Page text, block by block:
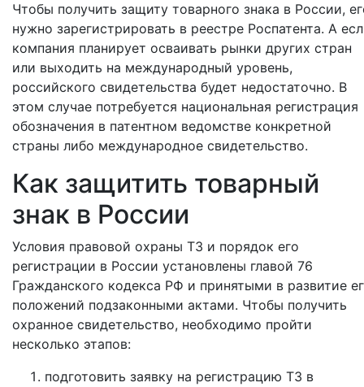
Чтобы получить защиту товарного знака в России,
нужно зарегистрировать в реестре Роспатента. А
компания планирует осваивать рынки других стран
или выходить на международный уровень,
российского свидетельства будет недостаточно. В
этом случае потребуется национальная регистрация
обозначения в патентном ведомстве конкретной
страны либо международное свидетельство.
Как защитить товарный
знак в России
Условия правовой охраны ТЗ и порядок его
регистрации в России установлены главой 76
Гражданского кодекса РФ и принятыми в развитие
положений подзаконными актами. Чтобы получить
охранное свидетельство, необходимо пройти
несколько этапов:
подготовить заявку на регистрацию ТЗ в